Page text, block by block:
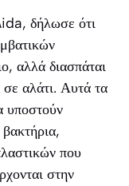
δήλωσε ότι
αλλά διασπάται
σε αλάτι. Αυτά τα
υποστούν
που
στην